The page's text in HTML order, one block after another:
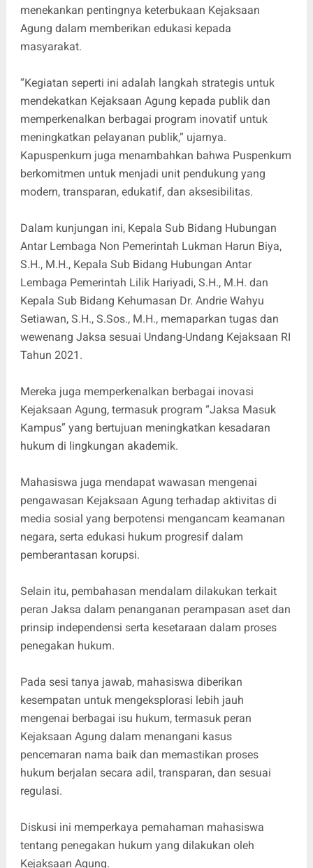
menekankan pentingnya keterbukaan Kejaksaan
Agung dalam memberikan edukasi kepada
masyarakat.
“Kegiatan seperti ini adalah langkah strategis untuk
mendekatkan Kejaksaan Agung kepada publik dan
memperkenalkan berbagai program inovatif untuk
meningkatkan pelayanan publik,” ujarnya.
Kapuspenkum juga menambahkan bahwa Puspenkum
berkomitmen untuk menjadi unit pendukung yang
modern, transparan, edukatif, dan aksesibilitas.
Dalam kunjungan ini, Kepala Sub Bidang Hubungan
Antar Lembaga Non Pemerintah Lukman Harun Biya,
S.H., M.H., Kepala Sub Bidang Hubungan Antar
Lembaga Pemerintah Lilik Hariyadi, S.H., M.H. dan
Kepala Sub Bidang Kehumasan Dr. Andrie Wahyu
Setiawan, S.H., S.Sos., M.H., memaparkan tugas dan
wewenang Jaksa sesuai Undang-Undang Kejaksaan RI
Tahun 2021.
Mereka juga memperkenalkan berbagai inovasi
Kejaksaan Agung, termasuk program “Jaksa Masuk
Kampus” yang bertujuan meningkatkan kesadaran
hukum di lingkungan akademik.
Mahasiswa juga mendapat wawasan mengenai
pengawasan Kejaksaan Agung terhadap aktivitas di
media sosial yang berpotensi mengancam keamanan
negara, serta edukasi hukum progresif dalam
pemberantasan korupsi.
Selain itu, pembahasan mendalam dilakukan terkait
peran Jaksa dalam penanganan perampasan aset dan
prinsip independensi serta kesetaraan dalam proses
penegakan hukum.
Pada sesi tanya jawab, mahasiswa diberikan
kesempatan untuk mengeksplorasi lebih jauh
mengenai berbagai isu hukum, termasuk peran
Kejaksaan Agung dalam menangani kasus
pencemaran nama baik dan memastikan proses
hukum berjalan secara adil, transparan, dan sesuai
regulasi.
Diskusi ini memperkaya pemahaman mahasiswa
tentang penegakan hukum yang dilakukan oleh
Kejaksaan Agung.